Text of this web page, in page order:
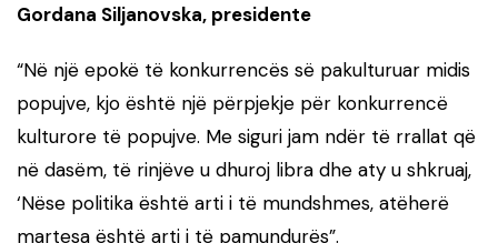
Gordana Siljanovska, presidente
“Në një epokë të konkurrencës së pakulturuar midis
popujve, kjo është një përpjekje për konkurrencë
kulturore të popujve. Me siguri jam ndër të rrallat që
në dasëm, të rinjëve u dhuroj libra dhe aty u shkruaj,
‘Nëse politika është arti i të mundshmes, atëherë
martesa është arti i të pamundurës”.